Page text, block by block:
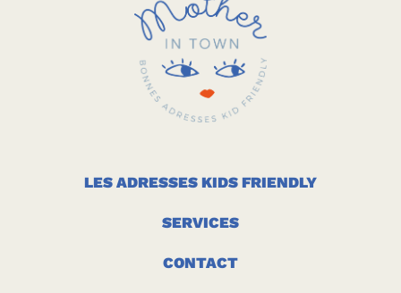
LES ADRESSES KIDS FRIENDLY
SERVICES
CONTACT